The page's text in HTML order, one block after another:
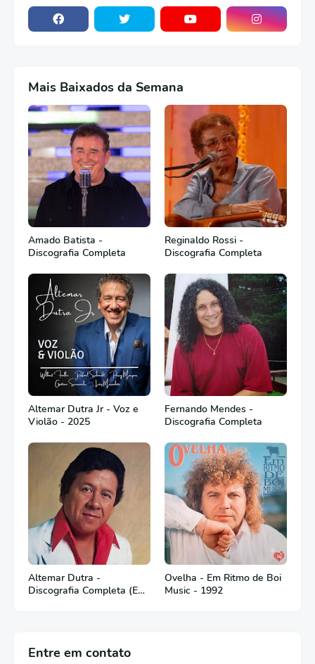
Mais Baixados da Semana
Amado Batista -
Discografia Completa
Reginaldo Rossi -
Discografia Completa
Altemar Dutra Jr - Voz e
Violão - 2025
Fernando Mendes -
Discografia Completa
Altemar Dutra -
Discografia Completa (Em
Ovelha - Em Ritmo de Boi
Music - 1992
Entre em contato